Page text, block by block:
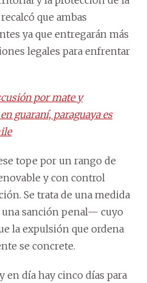
que ambas
ya que entregarán más
legales para enfrentar
por mate y
guaraní, paraguaya es
tope por un rango de
y con control
Se trata de una medida
sanción penal— cuyo
la expulsión que ordena
se concrete.
en día hay cinco días para